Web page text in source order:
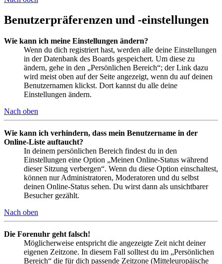
Benutzerpräferenzen und -einstellungen
Wie kann ich meine Einstellungen ändern?
Wenn du dich registriert hast, werden alle deine Einstellungen
in der Datenbank des Boards gespeichert. Um diese zu
ändern, gehe in den „Persönlichen Bereich“; der Link dazu
wird meist oben auf der Seite angezeigt, wenn du auf deinen
Benutzernamen klickst. Dort kannst du alle deine
Einstellungen ändern.
Nach oben
Wie kann ich verhindern, dass mein Benutzername in der
Online-Liste auftaucht?
In deinem persönlichen Bereich findest du in den
Einstellungen eine Option „Meinen Online-Status während
dieser Sitzung verbergen“. Wenn du diese Option einschaltest,
können nur Administratoren, Moderatoren und du selbst
deinen Online-Status sehen. Du wirst dann als unsichtbarer
Besucher gezählt.
Nach oben
Die Forenuhr geht falsch!
Möglicherweise entspricht die angezeigte Zeit nicht deiner
eigenen Zeitzone. In diesem Fall solltest du im „Persönlichen
Bereich“ die für dich passende Zeitzone (Mitteleuropäische